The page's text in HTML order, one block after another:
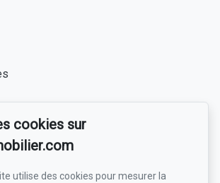
cookies sur
utilise des cookies pour mesurer la